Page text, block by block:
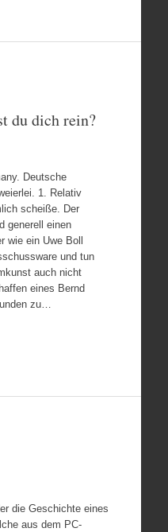
du dich rein?
Deutsche
1. Relativ
scheiße. Der
generell einen
wie ein Uwe Boll
und tun
auch nicht
eines Bernd
zu…
die Geschichte eines
aus dem PC-